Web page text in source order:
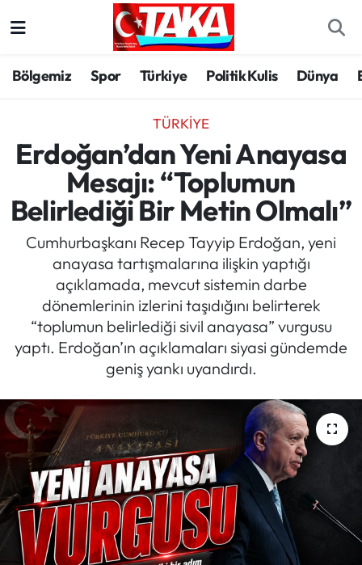
Bölgemiz Spor Türkiye Politik Kulis Dünya
TÜRKIYE
Erdoğan’dan Yeni Anayasa
Mesajı: “Toplumun
Belirlediği Bir Metin Olmalı”
Cumhurbaşkanı Recep Tayyip Erdoğan, yeni
anayasa tartışmalarına ilişkin yaptığı
açıklamada, mevcut sistemin darbe
dönemlerinin izlerini taşıdığını belirterek
“toplumun belirlediği sivil anayasa” vurgusu
yaptı. Erdoğan’ın açıklamaları siyasi gündemde
geniş yankı uyandırdı.
Spor
Türkiye
Kültür/Sanat
Politika
Politik Kulis
Dünya
Magazin
Röportaj
Manşet
Köşe Yazıları
Karikatür Galeri
Trabzon Hava Durumu
Trabzon Trafik Yoğunluk Haritası
Süper Lig Puan Durumu ve Fikstür
Tüm Manşetler
Son Dakika Haberleri
Haber Arşivi